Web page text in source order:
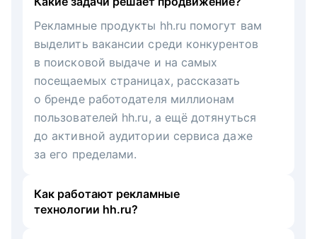
Рекламные продукты hh.ru помогут вам
выделить вакансии среди конкурентов
в поисковой выдаче и на самых
посещаемых страницах, рассказать
о бренде работодателя миллионам
пользователей hh.ru, а ещё дотянуться
до активной аудитории сервиса даже
за его пределами.
Как работают рекламные
технологии hh.ru?